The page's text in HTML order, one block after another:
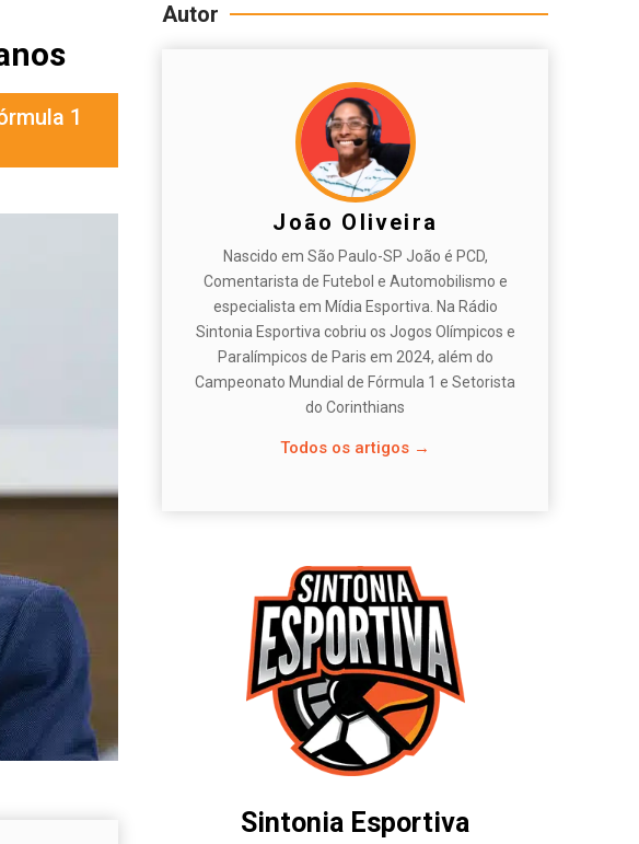
1
Autor
João Oliveira
Nascido em São Paulo-SP João é PCD,
Comentarista de Futebol e Automobilismo e
especialista em Mídia Esportiva. Na Rádio
Sintonia Esportiva cobriu os Jogos Olímpicos e
Paralímpicos de Paris em 2024, além do
Campeonato Mundial de Fórmula 1 e Setorista
do Corinthians
Todos os artigos →
Sintonia Esportiva